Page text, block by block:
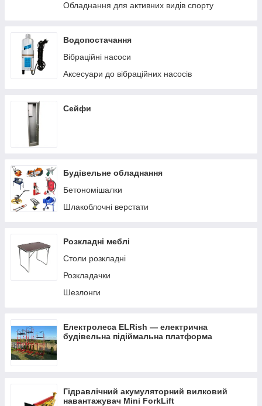
Обладнання для активних видів спорту
Водопостачання
Вібраційні насоси
Аксесуари до вібраційних насосів
Сейфи
Будівельне обладнання
Бетономішалки
Шлакоблочні верстати
Розкладні меблі
Столи розкладні
Розкладачки
Шезлонги
Електролеса ELRish — електрична
будівельна підіймальна платформа
Гідравлічний акумуляторний вилковий
навантажувач Mini ForkLift